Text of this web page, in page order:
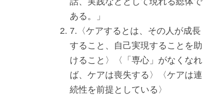
ある。」
7.〈ケアするとは、その人が成長
すること、自己実現することを助
けること〉〈「専心」がなくなれ
ば、ケアは喪失する〉〈ケアは連
続性を前提としている〉